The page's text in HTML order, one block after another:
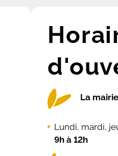
La
Lundi, mardi,
9h à 12h